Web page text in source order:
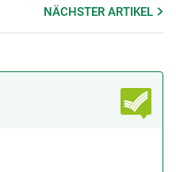
NÄCHSTERARTIKEL